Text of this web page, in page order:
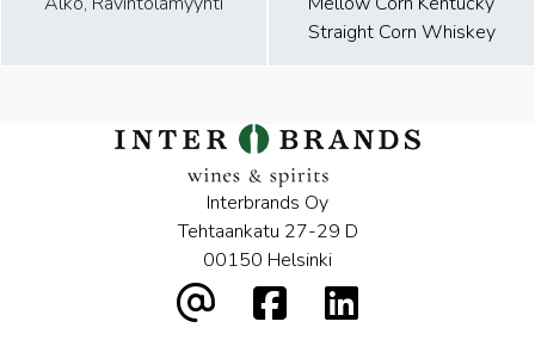
Straight Corn Whiskey
Interbrands Oy
Tehtaankatu 27-29 D
00150 Helsinki